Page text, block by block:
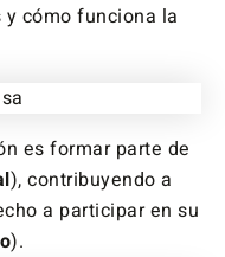
cómo funciona la
es formar parte de
), contribuyendo a
a participar en su
).